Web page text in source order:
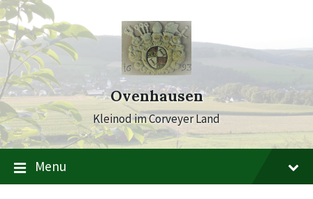
Skip
to
content
Skip
to
main
navigation
Skip
to
footer
Ovenhausen
Kleinod im Corveyer Land
Menu